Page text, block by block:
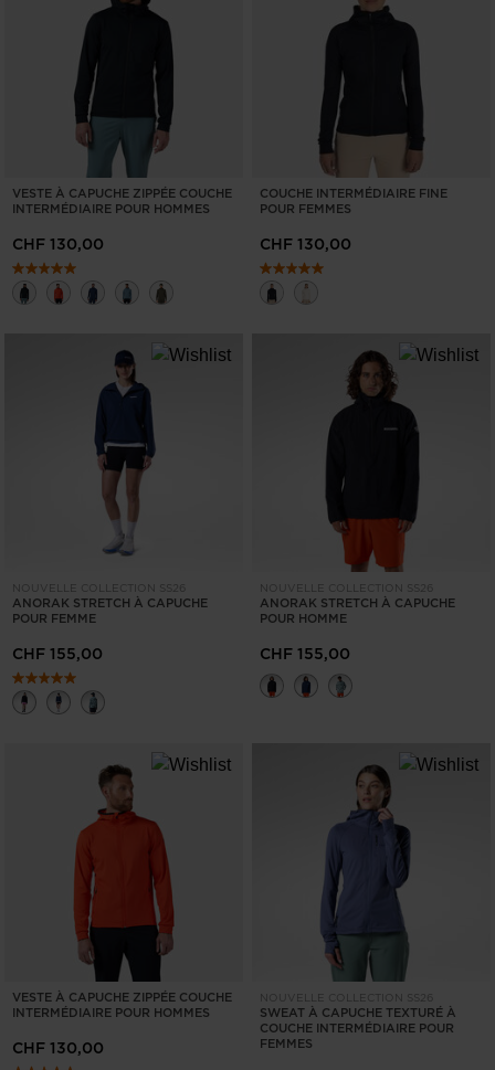
VESTE À CAPUCHE ZIPPÉE COUCHE
INTERMÉDIAIRE POUR HOMMES
CHF 130,00
COUCHE INTERMÉDIAIRE FINE
POUR FEMMES
CHF 130,00
NOUVELLE COLLECTION SS26
ANORAK STRETCH À CAPUCHE
POUR FEMME
CHF 155,00
NOUVELLE COLLECTION SS26
ANORAK STRETCH À CAPUCHE
POUR HOMME
CHF 155,00
VESTE À CAPUCHE ZIPPÉE COUCHE
INTERMÉDIAIRE POUR HOMMES
CHF 130,00
NOUVELLE COLLECTION SS26
SWEAT À CAPUCHE TEXTURÉ À
COUCHE INTERMÉDIAIRE POUR
FEMMES